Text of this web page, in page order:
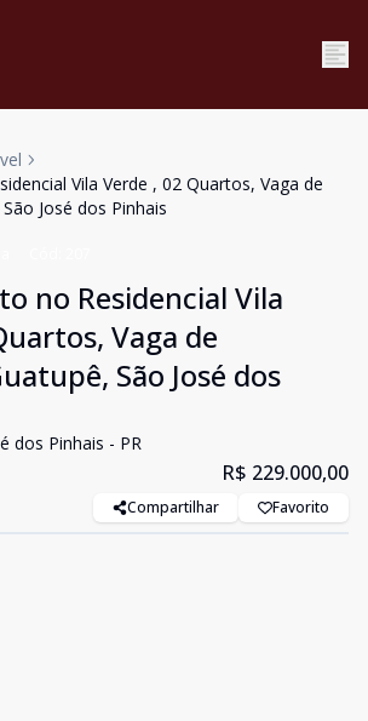
Vila Verde , 02 Quartos, Vaga de
José dos Pinhais
no Residencial Vila
Vaga de
São José dos
dos Pinhais - PR
R$ 229.000,00
Compartilhar Favorito